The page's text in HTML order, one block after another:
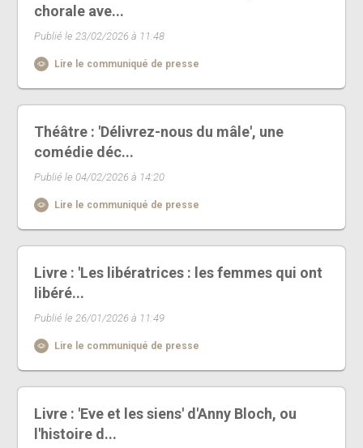
chorale ave...
Publié le 23/02/2026 à 11:48
Lire le communiqué de presse
Théâtre : 'Délivrez-nous du mâle', une
comédie déc...
Publié le 04/02/2026 à 14:20
Lire le communiqué de presse
Livre : 'Les libératrices : les femmes qui ont
libéré...
Publié le 26/01/2026 à 11:49
Lire le communiqué de presse
Livre : 'Eve et les siens' d'Anny Bloch, ou
l'histoire d...